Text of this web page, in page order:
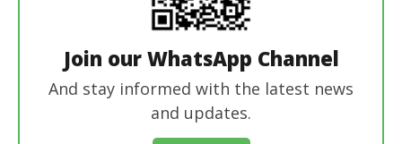
Join our WhatsApp Channel
And stay informed with the latest news
and updates.